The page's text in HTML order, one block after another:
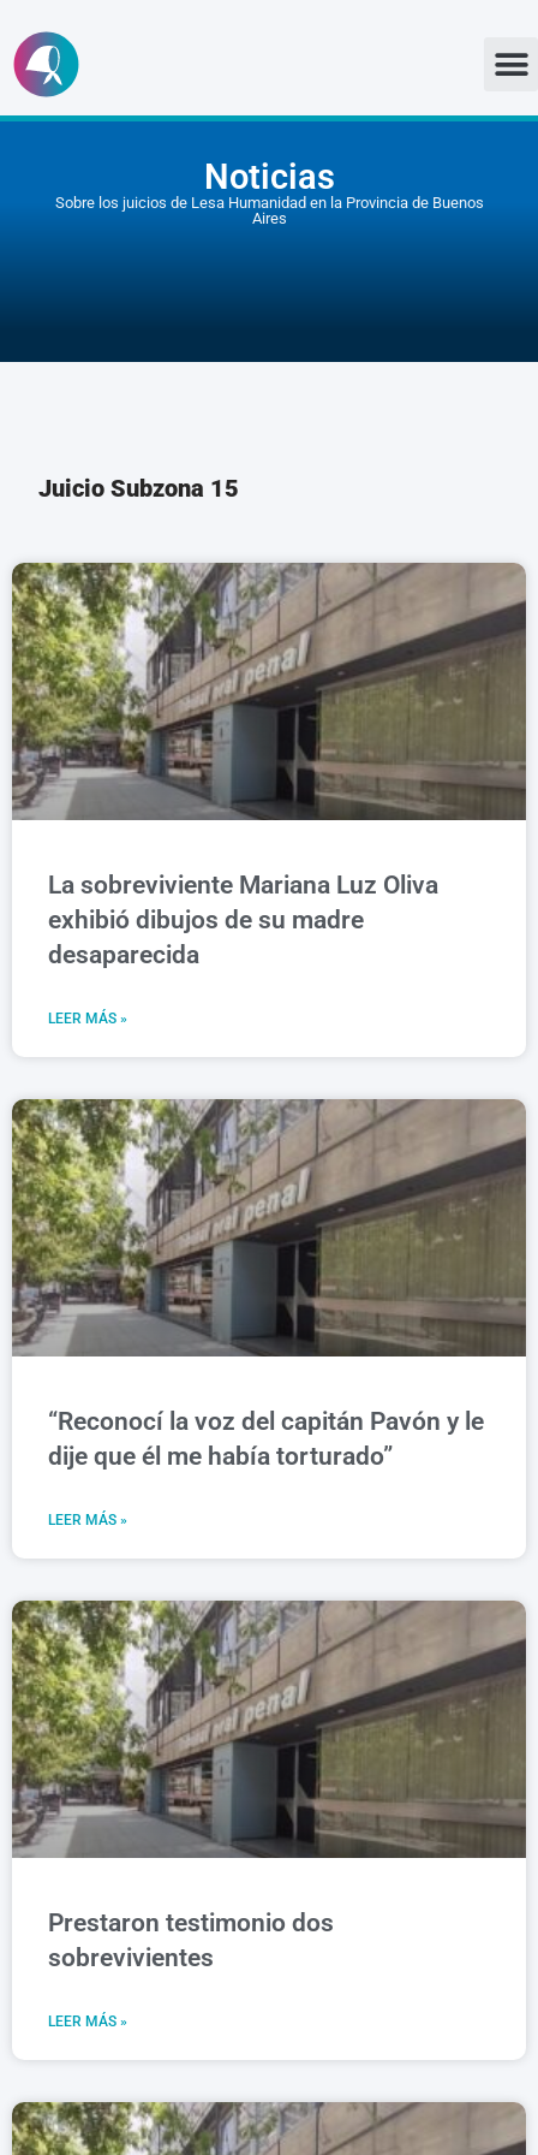
Ir
al
Noticias
Sobre los juicios de Lesa Humanidad en la Provincia de Buenos
Aires
Juicio Subzona 15
La sobreviviente Mariana Luz Oliva
exhibió dibujos de su madre
desaparecida
LEER MÁS »
“Reconocí la voz del capitán Pavón y le
dije que él me había torturado”
LEER MÁS »
Prestaron testimonio dos
sobrevivientes
LEER MÁS »